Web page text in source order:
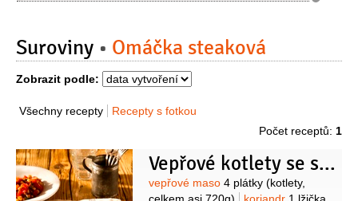
Suroviny Omáčka steaková
Zobrazit podle:
Všechny recepty
Recepty s fotkou
Počet receptů: 1
Vepřové kotlety se salátem z cizrny a rajčat
Suroviny
vepřové maso 4 plátky (kotlety,